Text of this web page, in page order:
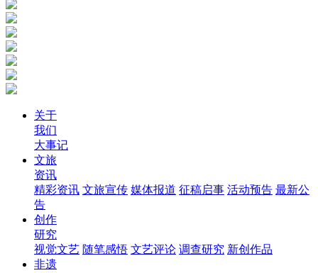
关于
我们
大事记
文旅
资讯
精彩资讯 文旅宣传 媒体报道 征稿启事 活动预告 最新公
告
创作
研究
视觉文艺 随笔感悟 文艺评论 调查研究 新创作品
非遗